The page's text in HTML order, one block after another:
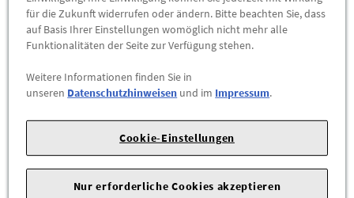
für die Sprinter-Baureihe W906 erfüllt alle Anforderungen an
Funktionalität, Langlebigkeit und Passgenauigkeit. Als OEM-
Ersatzteil wird sie umfangreich getestet und überzeugt durch
Dank der passgenauen Fertigung lässt sich dieDachantenne
schnell und unkompliziert montieren. Sie sorgt für einen
zuverlässigen GPS-Empfang – ob bei der Navigation oder bei
Flottenlösungen. Ideal für Sprinter-Fahrer, die Wert auf
Originalqualität legen.
für die Zukunft widerrufen oder ändern. Bitte beachten Sie, dass
auf Basis Ihrer Einstellungen womöglich nicht mehr alle
Funktionalitäten der Seite zur Verfügung stehen.
Weitere Informationen finden Sie in
unseren Datenschutzhinweisen und im Impressum.
Cookie-Einstellungen
Nur erforderliche Cookies akzeptieren